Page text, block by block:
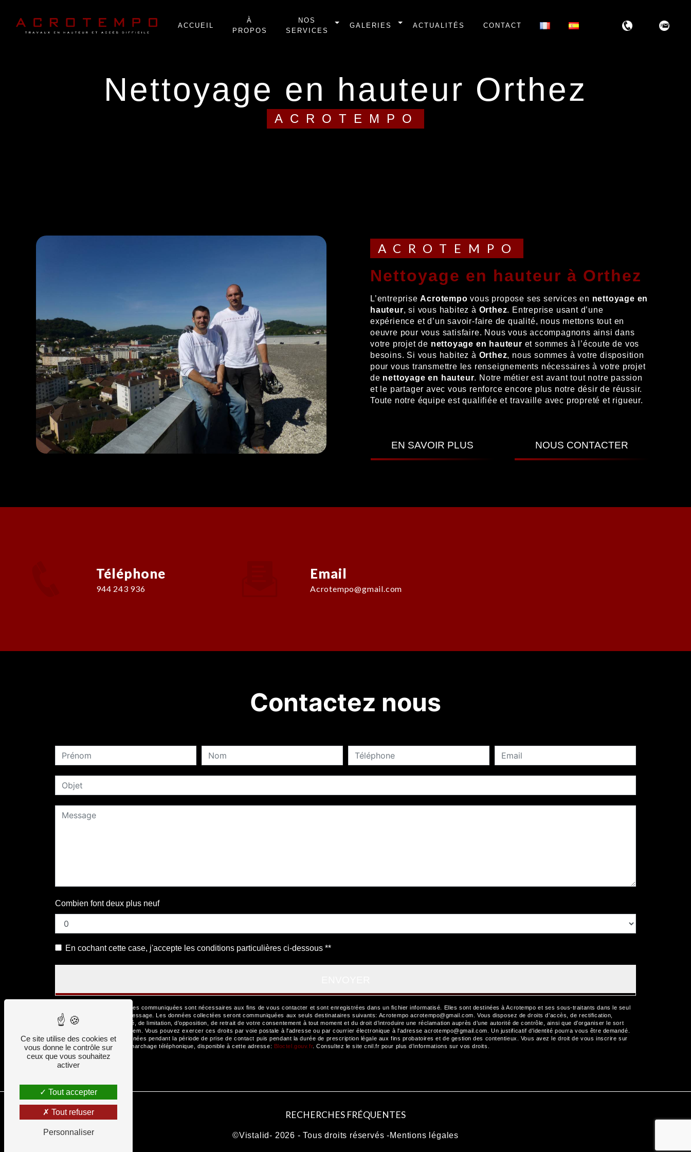
ACCUEIL
À
PROPOS
NOS
SERVICES
GALERIES ACTUALITÉS CONTACT
nettoyage en hauteur Orthez
ACROTEMPO
ACROTEMPO
nettoyage en hauteur à Orthez
L’entrepriseAcrotempo vous propose ses services en nettoyage en
hauteur, si vous habitez à Orthez. Entreprise usant d’une
expérience et d’un savoir-faire de qualité, nous mettons tout en
oeuvre pour vous satisfaire. Nous vous accompagnons ainsi dans
votre projet de nettoyage en hauteur et sommes à l’écoute de vos
besoins. Si vous habitez à Orthez, nous sommes à votre disposition
pour vous transmettre les renseignements nécessaires à votre projet
de nettoyage en hauteur. Notre métier est avant tout notre passion
et le partager avec vous renforce encore plus notre désir de réussir.
Toute notre équipe est qualifiée et travaille avec propreté et rigueur.
EN SAVOIR PLUS NOUS CONTACTER
Téléphone
944 243 936
Email
acrotempo@gmail.com
Contactez nous
Combien font deux plus neuf
En cochant cette case, j'accepte les conditions particulières ci-dessous **
** Les données personnelles communiquées sont nécessaires aux fins de vous contacter et sont enregistrées dans un fichier informatisé. Elles sont destinées à Acrotempo et ses sous-traitants dans le seul
but de répondre à votre message. Les données collectées seront communiquées aux seuls destinataires suivants: Acrotempo acrotempo@gmail.com. Vous disposez de droits d’accès, de rectification,
d’effacement, de portabilité, de limitation, d’opposition, de retrait de votre consentement à tout moment et du droit d’introduire une réclamation auprès d’une autorité de contrôle, ainsi que d’organiser le sort
de vos données post-mortem. Vous pouvez exercer ces droits par voie postale à l'adresse ou par courrier électronique à l'adresse acrotempo@gmail.com. Un justificatif d'identité pourra vous être demandé.
Nous conservons vos données pendant la période de prise de contact puis pendant la durée de prescription légale aux fins probatoires et de gestion des contentieux. Vous avez le droit de vous inscrire sur
la liste d'opposition au démarchage téléphonique, disponible à cette adresse:
Bloctel.gouv.fr. Consultez le site cnil.fr pour plus d’informations sur vos droits.
RECHERCHES FRÉQUENTES
©Vistalid- 2026 - Tous droits réservés -Mentions légales
Ce site utilise des cookies et
vous donne le contrôle sur
ceux que vous souhaitez
activer
Tout accepter
Tout refuser
Personnaliser